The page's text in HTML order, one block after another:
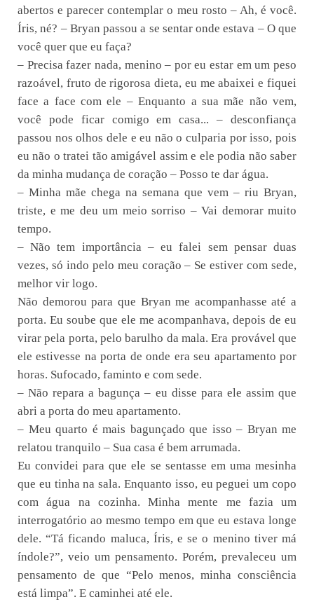
abertos e parecer contemplar o meu rosto – Ah, é você.
Íris, né? – Bryan passou a se sentar onde estava – O que
você quer que eu faça?
– Precisa fazer nada, menino – por eu estar em um peso
razoável, fruto de rigorosa dieta, eu me abaixei e fiquei
face a face com ele – Enquanto a sua mãe não vem,
você pode ficar comigo em casa... – desconfiança
passou nos olhos dele e eu não o culparia por isso, pois
eu não o tratei tão amigável assim e ele podia não saber
da minha mudança de coração – Posso te dar água.
– Minha mãe chega na semana que vem – riu Bryan,
triste, e me deu um meio sorriso – Vai demorar muito
tempo.
– Não tem importância – eu falei sem pensar duas
vezes, só indo pelo meu coração – Se estiver com sede,
melhor vir logo.
Não demorou para que Bryan me acompanhasse até a
porta. Eu soube que ele me acompanhava, depois de eu
virar pela porta, pelo barulho da mala. Era provável que
ele estivesse na porta de onde era seu apartamento por
horas. Sufocado, faminto e com sede.
– Não repara a bagunça – eu disse para ele assim que
abri a porta do meu apartamento.
– Meu quarto é mais bagunçado que isso – Bryan me
relatou tranquilo – Sua casa é bem arrumada.
Eu convidei para que ele se sentasse em uma mesinha
que eu tinha na sala. Enquanto isso, eu peguei um copo
com água na cozinha. Minha mente me fazia um
interrogatório ao mesmo tempo em que eu estava longe
dele. “Tá ficando maluca, Íris, e se o menino tiver má
índole?”, veio um pensamento. Porém, prevaleceu um
pensamento de que “Pelo menos, minha consciência
está limpa”. E caminhei até ele.